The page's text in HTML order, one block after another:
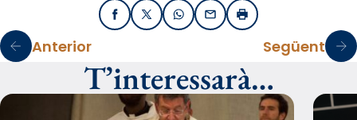
FacebookX / TwitterWhatsApp
EmailImprimir
Anterior Següent
T’interessarà…